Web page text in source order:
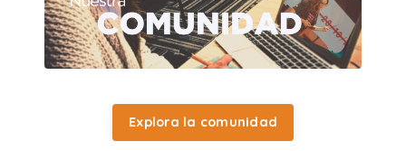
Explora la comunidad